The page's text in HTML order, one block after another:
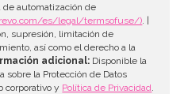
de automatización de
es/legal/termsofuse/). |
supresión, limitación de
así como el derecho a la
adicional: Disponible la
sobre la Protección de Datos
corporativo y Política de Privacidad.